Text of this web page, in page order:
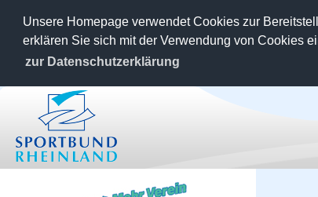
Unsere Homepage verwendet Cookies zur
erklären Sie sich mit der Verwendung von Cookies
zur Datenschutzerklärung